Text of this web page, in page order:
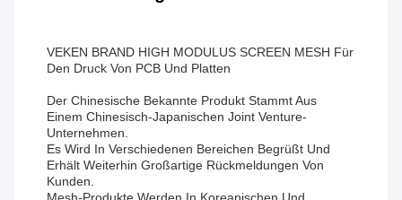
VEKEN BRAND HIGH MODULUS SCREEN MESH Für
Den Druck Von PCB Und Platten
Der Chinesische Bekannte Produkt Stammt Aus
Einem Chinesisch-Japanischen Joint Venture-
Unternehmen.
Es Wird In Verschiedenen Bereichen Begrüßt Und
Erhält Weiterhin Großartige Rückmeldungen Von
Kunden.